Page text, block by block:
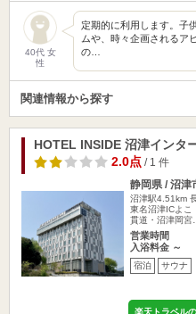
40代 女
性
定期的に利用します。子
ムや、時々企画されるア
の…
関連情報から探す
HOTEL INSIDE 沼津インタ
2.0点/ 1 件
静岡県 / 沼津
沼津駅4.51km
東名沼津ICよこ
貫道・沼津岡宮…
営業時間
入浴料金 ～
宿泊 サウナ
楽天トラベル